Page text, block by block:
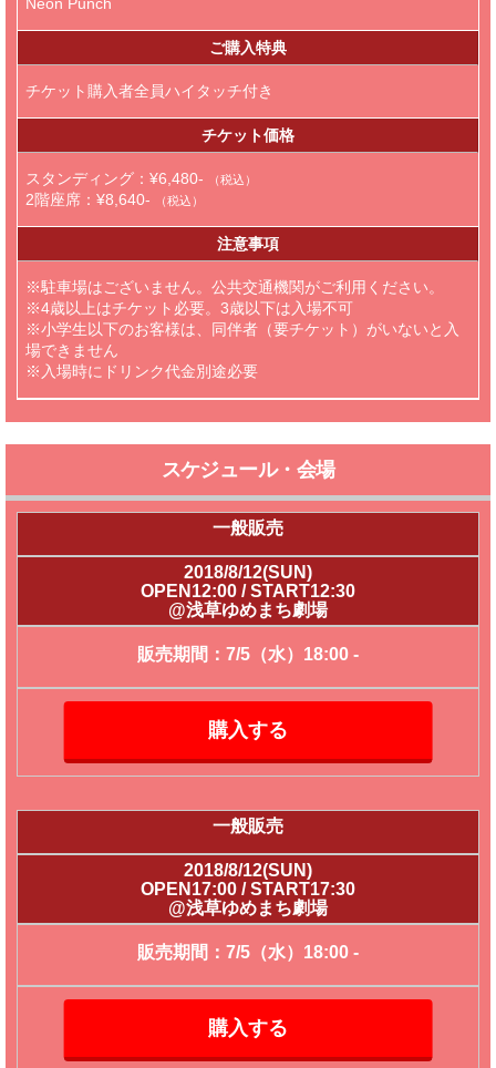
Neon Punch
ご購入特典
チケット購入者全員ハイタッチ付き
チケット価格
スタンディング：¥6,480- （税込）
2階座席：¥8,640- （税込）
注意事項
※駐車場はございません。公共交通機関がご利用ください。
※4歳以上はチケット必要。3歳以下は入場不可
※小学生以下のお客様は、同伴者（要チケット）がいないと入
場できません
※入場時にドリンク代金別途必要
スケジュール・会場
一般販売
2018/8/12(SUN)
OPEN12:00 / START12:30
@浅草ゆめまち劇場
販売期間：7/5（水）18:00 -
購入する
一般販売
2018/8/12(SUN)
OPEN17:00 / START17:30
@浅草ゆめまち劇場
販売期間：7/5（水）18:00 -
購入する